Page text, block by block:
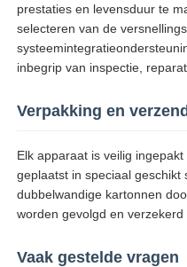
prestaties en levensduur te
selecteren van de
inbegrip van inspectie,
Verpakking en
Elk apparaat is veilig
geplaatst in speciaal geschikt
dubbelwandige kartonnen
worden gevolgd en verzekerd
Vaak gestelde vragen